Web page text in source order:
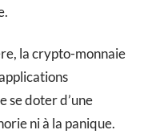
la crypto-monnaie
se doter d’une
ni à la panique.